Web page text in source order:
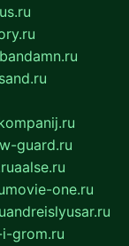
bandamn.ru
guard.ru
aalse.ru
movie-one.ru
andreislyusar.ru
grom.ru